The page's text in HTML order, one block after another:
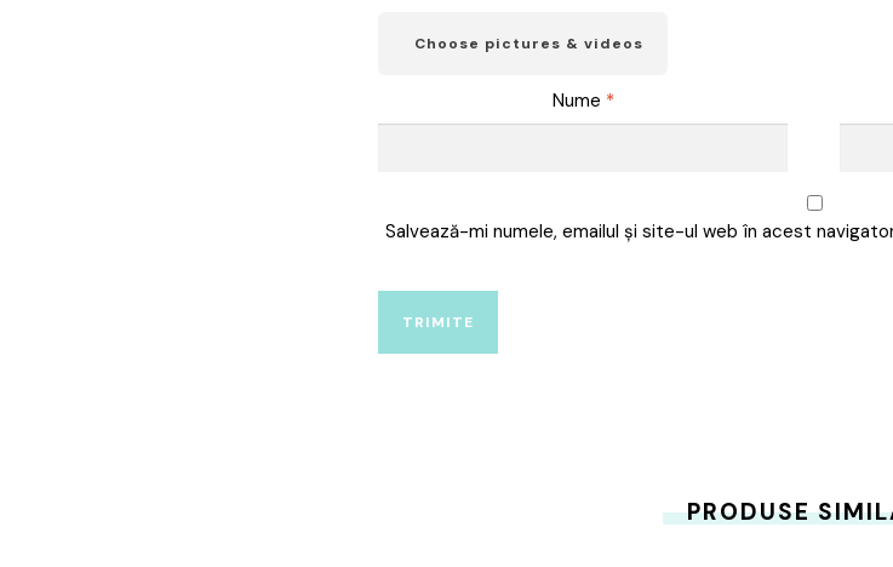
Choose pictures & videos
Nume *
Salvează-mi numele, emailul și site-ul web în acest
PRODUSE